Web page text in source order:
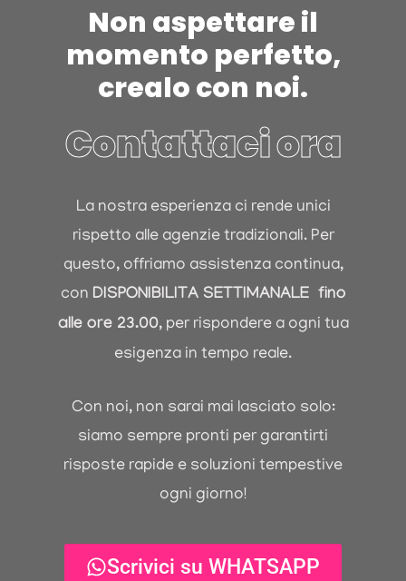
Non aspettare il
momento perfetto,
crealo con noi.
Contattaci ora
La nostra esperienza ci rende unici
rispetto alle agenzie tradizionali. Per
questo, offriamo assistenza continua,
con DISPONIBILITASETTIMANALE fino
alle ore 23.00, per rispondere a ogni tua
esigenza in tempo reale.
Con noi, non sarai mai lasciato solo:
siamo sempre pronti per garantirti
risposte rapide e soluzioni tempestive
ogni giorno!
Scrivici su WHATSAPP